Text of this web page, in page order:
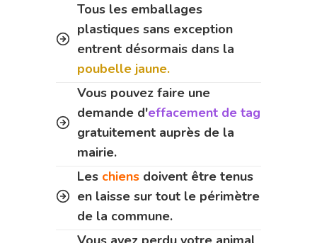
Tous les emballages
plastiques sans exception
entrent désormais dans la
poubelle jaune.
Vous pouvez faire une
demande d'effacement de tag
gratuitement auprès de la
mairie.
Les chiens doivent être tenus
en laisse sur tout le périmètre
de la commune.